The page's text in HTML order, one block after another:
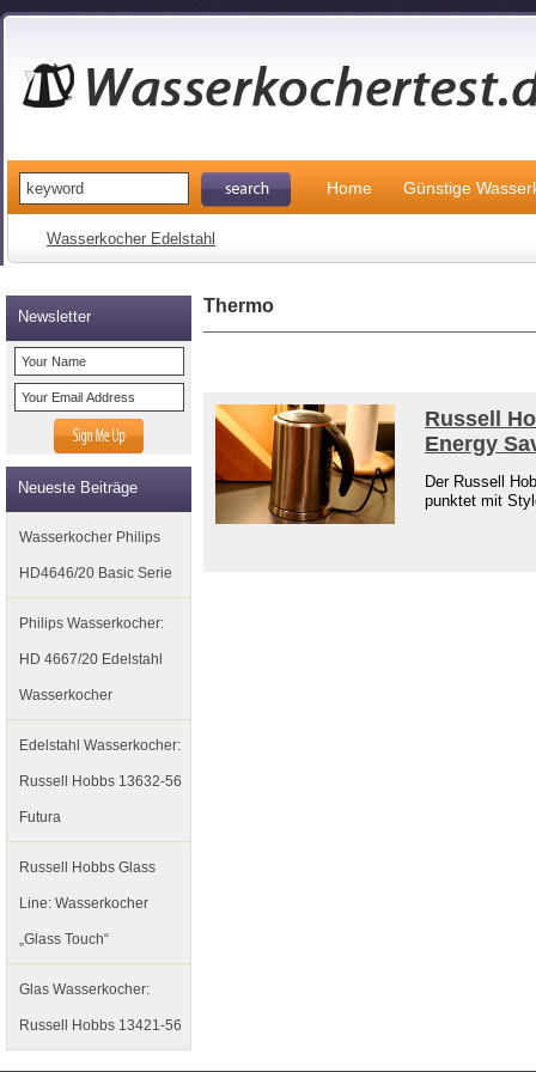
Home Günstige
Wasserkocher Edelstahl
Newsletter
Neueste Beiträge
Wasserkocher Philips
HD4646/20 Basic Serie
Philips Wasserkocher:
HD 4667/20 Edelstahl
Wasserkocher
Edelstahl Wasserkocher:
Russell Hobbs 13632-56
Futura
Russell Hobbs Glass
Line: Wasserkocher
„Glass Touch“
Glas Wasserkocher:
Russell Hobbs 13421-56
Thermo
Russell
Energy
Der Russell
punktet mit